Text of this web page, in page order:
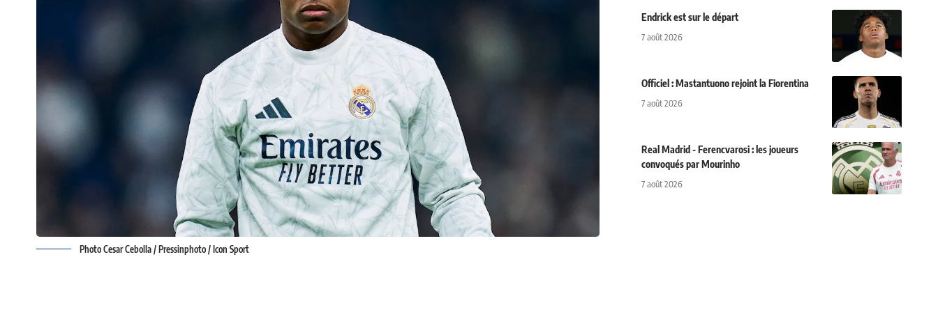
Photo Cesar Cebolla / Pressinphoto / Icon Sport
Endrick est sur le départ
7 août 2026
Officiel : Mastantuono rejoint la Fiorentina
7 août 2026
Real Madrid - Ferencvarosi : les joueurs
convoqués par Mourinho
7 août 2026